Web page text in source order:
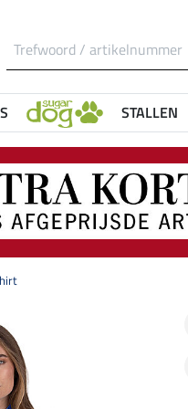
STALLEN